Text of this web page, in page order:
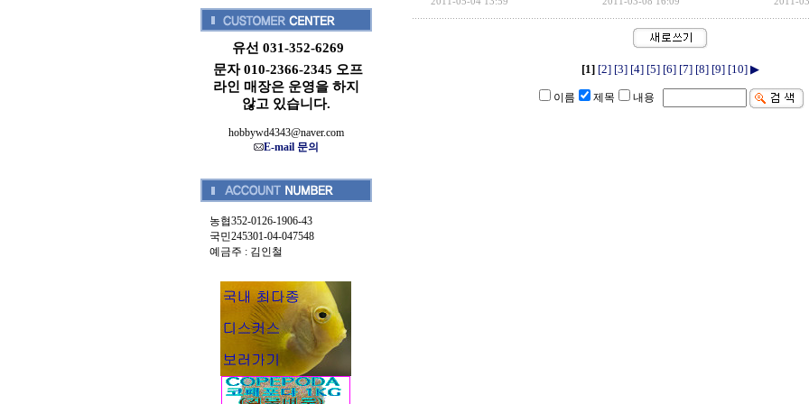
유선 031-352-6269
문자 010-2366-2345 오프
라인 매장은 운영을 하지
않고 있습니다.
hobbywd4343@naver.com
E-mail 문의
농협352-0126-1906-43
국민245301-04-047548
예금주 : 김인철
[1] [2] [3] [4] [5] [6] [7] [8] [9] [10] ▶
이름 제목 내용